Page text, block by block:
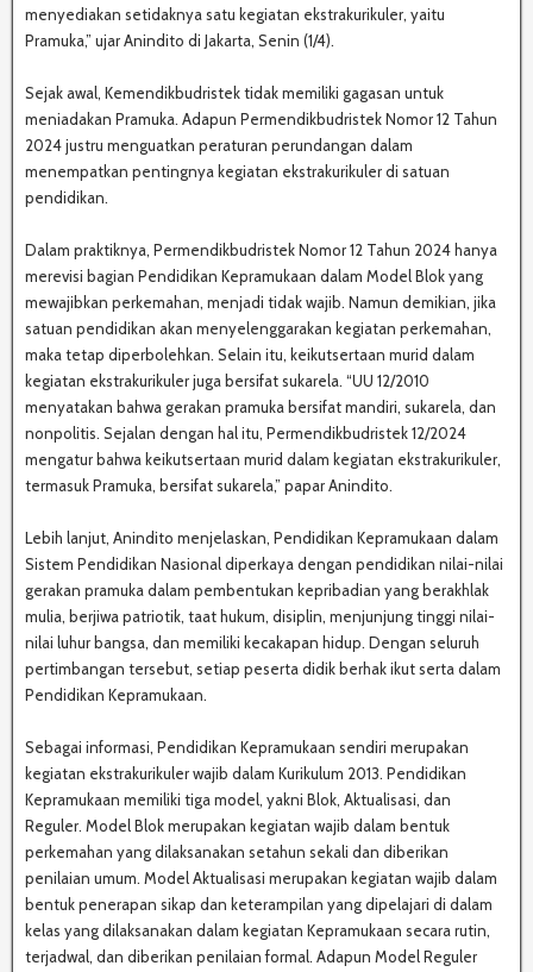
menyediakan setidaknya satu kegiatan ekstrakurikuler, yaitu
Pramuka,” ujar Anindito di Jakarta, Senin (1/4).
Sejak awal, Kemendikbudristek tidak memiliki gagasan untuk
meniadakan Pramuka. Adapun Permendikbudristek Nomor 12 Tahun
2024 justru menguatkan peraturan perundangan dalam
menempatkan pentingnya kegiatan ekstrakurikuler di satuan
pendidikan.
Dalam praktiknya, Permendikbudristek Nomor 12 Tahun 2024 hanya
merevisi bagian Pendidikan Kepramukaan dalam Model Blok yang
mewajibkan perkemahan, menjadi tidak wajib. Namun demikian, jika
satuan pendidikan akan menyelenggarakan kegiatan perkemahan,
maka tetap diperbolehkan. Selain itu, keikutsertaan murid dalam
kegiatan ekstrakurikuler juga bersifat sukarela. “UU 12/2010
menyatakan bahwa gerakan pramuka bersifat mandiri, sukarela, dan
nonpolitis. Sejalan dengan hal itu, Permendikbudristek 12/2024
mengatur bahwa keikutsertaan murid dalam kegiatan ekstrakurikuler,
termasuk Pramuka, bersifat sukarela,” papar Anindito.
Lebih lanjut, Anindito menjelaskan, Pendidikan Kepramukaan dalam
Sistem Pendidikan Nasional diperkaya dengan pendidikan nilai-nilai
gerakan pramuka dalam pembentukan kepribadian yang berakhlak
mulia, berjiwa patriotik, taat hukum, disiplin, menjunjung tinggi nilai-
nilai luhur bangsa, dan memiliki kecakapan hidup. Dengan seluruh
pertimbangan tersebut, setiap peserta didik berhak ikut serta dalam
Pendidikan Kepramukaan.
Sebagai informasi, Pendidikan Kepramukaan sendiri merupakan
kegiatan ekstrakurikuler wajib dalam Kurikulum 2013. Pendidikan
Kepramukaan memiliki tiga model, yakni Blok, Aktualisasi, dan
Reguler. Model Blok merupakan kegiatan wajib dalam bentuk
perkemahan yang dilaksanakan setahun sekali dan diberikan
penilaian umum. Model Aktualisasi merupakan kegiatan wajib dalam
bentuk penerapan sikap dan keterampilan yang dipelajari di dalam
kelas yang dilaksanakan dalam kegiatan Kepramukaan secara rutin,
terjadwal, dan diberikan penilaian formal. Adapun Model Reguler